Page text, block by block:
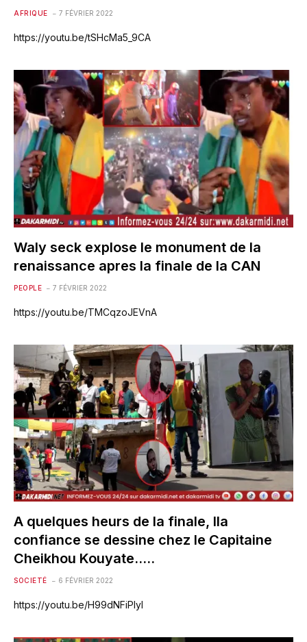
AFRIQUE 7 FÉVRIER 2022
https://youtu.be/tSHcMa5_9CA
Waly seck explose le monument de la
renaissance apres la finale de la CAN
PEOPLE 7 FÉVRIER 2022
https://youtu.be/TMCqzoJEVnA
A quelques heurs de la finale, lla
confiance se dessine chez le Capitaine
Cheikhou Kouyate…..
SOCIETÉ 6 FÉVRIER 2022
https://youtu.be/H99dNFiPlyI